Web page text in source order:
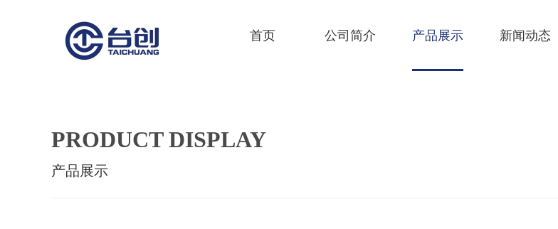
首页 公司简介 产品展示 新闻动态
PRODUCT DISPLAY
产品展示